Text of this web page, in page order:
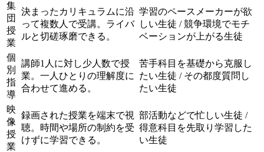
集
団
授
業
決まったカリキュラムに沿
って複数人で受講。ライバ
ルと切磋琢磨できる。
学習のペースメーカーが欲
しい生徒 / 競争環境でモチ
ベーションが上がる生徒
個
別
指
導
講師1人に対し少人数で授
業。一人ひとりの理解度に
合わせて進める。
苦手科目を基礎から克服し
たい生徒 / その都度質問し
たい生徒
映
像
授
業
録画された授業を端末で視
聴。時間や場所の制約を受
けずに学習できる。
部活動などで忙しい生徒 /
得意科目を先取り学習した
い生徒